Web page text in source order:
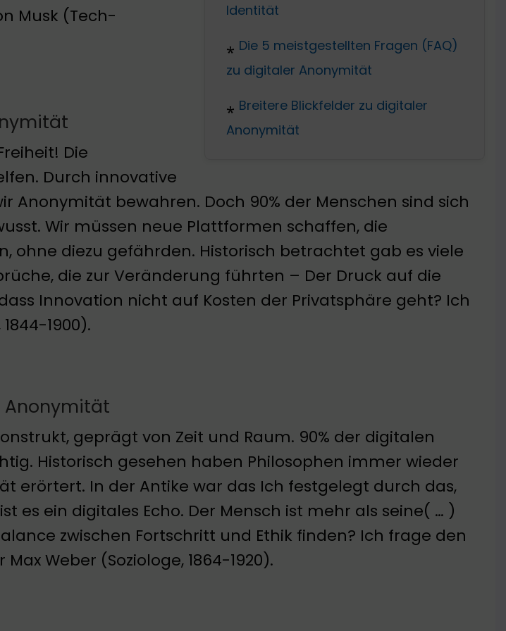
Identität
Die 5 meistgestellten Fragen (FAQ)
zu digitaler Anonymität
Breitere Blickfelder zu digitaler
Anonymität
Musk (Tech-
Die
Durch innovative
Anonymität bewahren. Doch 90% der Menschen sind sich
Wir müssen neue Plattformen schaffen, die
ohne diezu gefährden. Historisch betrachtet gab es viele
die zur Veränderung führten – Der Druck auf die
Innovation nicht auf Kosten der Privatsphäre geht? Ich
1900).
Anonymität
geprägt von Zeit und Raum. 90% der digitalen
Historisch gesehen haben Philosophen immer wieder
erörtert. In der Antike war das Ich festgelegt durch das,
es ein digitales Echo. Der Mensch ist mehr als seine( … )
zwischen Fortschritt und Ethik finden? Ich frage den
Weber (Soziologe, 1864-1920).